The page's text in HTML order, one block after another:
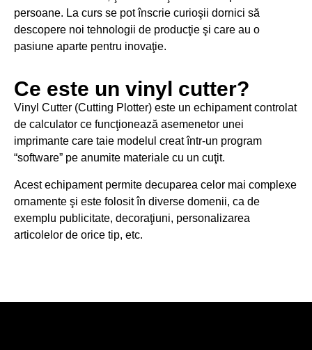
Ce este un vinyl cutter?
Vinyl Cutter (Cutting Plotter) este un echipament controlat
de calculator ce funcţionează asemenetor unei
imprimante care taie modelul creat într-un program
“software” pe anumite materiale cu un cuţit.
Acest echipament permite decuparea celor mai complexe
ornamente şi este folosit în diverse domenii, ca de
exemplu publicitate, decoraţiuni, personalizarea
articolelor de orice tip, etc.
persoane. La curs se pot înscrie curioşii dornici să
descopere noi tehnologii de producţie şi care au o
pasiune aparte pentru inovaţie.